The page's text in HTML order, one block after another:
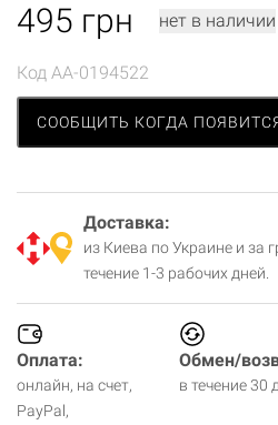
495 грн нет в наличии
Код AA-0194522
СООБЩИТЬ КОГДА
Доставка:
из Киева по Украине и за
течение 1-3 рабочих дней.
Оплата:
онлайн, на счет,
PayPal,
Обмен/
в течение 30